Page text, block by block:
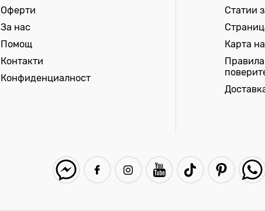
Оферти
За нас
Помощ
Контакти
Конфиденциалност
Статии
Карта